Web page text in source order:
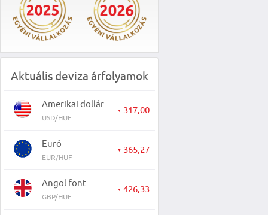
Aktuális deviza árfolyamok
Amerikai dollár
USD/HUF
▼ 317,00
Euró
EUR/HUF
▼ 365,27
Angol font
GBP/HUF
▼ 426,33